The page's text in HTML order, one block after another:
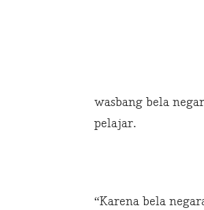
wasbang bela
pelajar.
“Karena bela